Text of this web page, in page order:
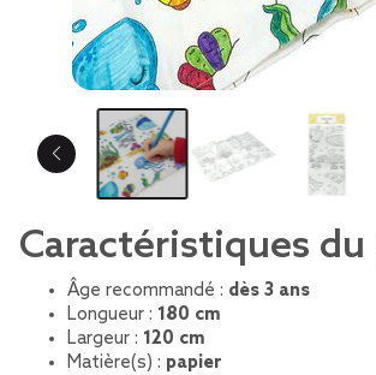
Caractéristiques
Âge recommandé : dès 3 ans
Longueur : 180 cm
Largeur : 120 cm
Matière(s) : papier